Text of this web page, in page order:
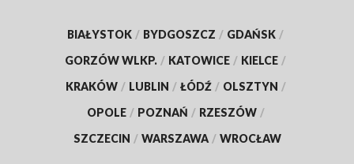
BIAŁYSTOK / BYDGOSZCZ / GDAŃSK /
GORZÓW WLKP. / KATOWICE / KIELCE /
KRAKÓW / LUBLIN / ŁÓDŹ / OLSZTYN /
OPOLE / POZNAŃ / RZESZÓW /
SZCZECIN / WARSZAWA / WROCŁAW